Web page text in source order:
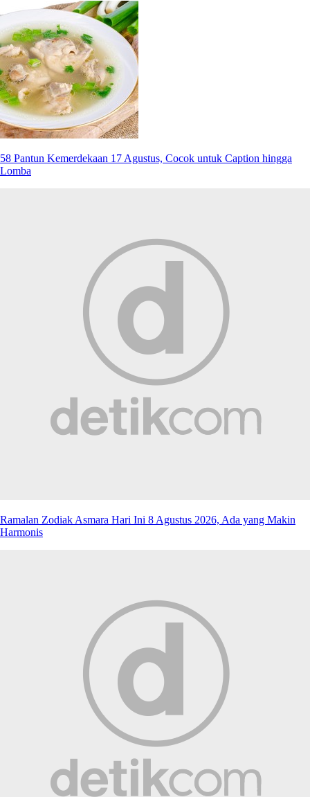
58 Pantun Kemerdekaan 17 Agustus, Cocok untuk Caption hingga
Lomba
Ramalan Zodiak Asmara Hari Ini 8 Agustus 2026, Ada yang Makin
Harmonis